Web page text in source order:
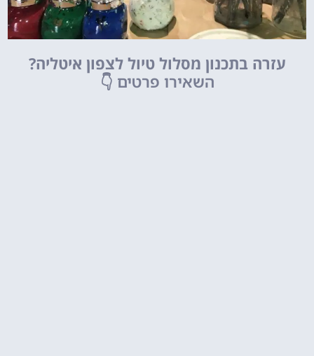
עזרה בתכנון מסלול טיול לצפון איטליה?
השאירו פרטים 👇